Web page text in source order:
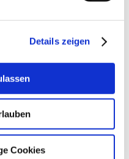
Details zeigen
Cookies
TAN-Verfahren fest